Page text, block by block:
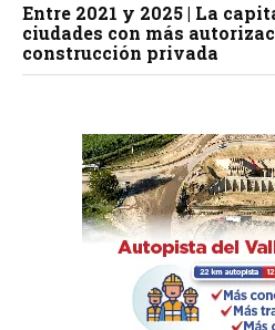
Entre 2021 y 2025 | La
ciudades con más
construcción privada